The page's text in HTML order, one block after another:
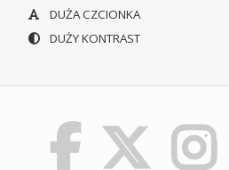
DUŻA CZCIONKA
DUŻY KONTRAST